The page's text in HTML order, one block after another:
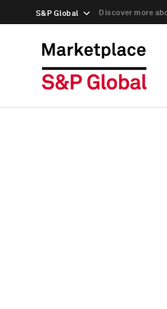
S&P Global Discover more